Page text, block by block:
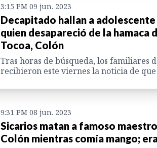
3:15 PM 09 jun. 2023
Decapitado hallan a adolescente
quien desapareció de la hamaca
Tocoa, Colón
Tras horas de búsqueda, los familiares
recibieron este viernes la noticia de
9:31 PM 08 jun. 2023
Sicarios matan a famoso
Colón mientras comía mango;